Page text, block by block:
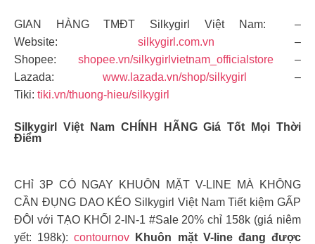
GIAN HÀNG TMĐT Silkygirl Việt Nam: –
Website: silkygirl.com.vn –
Shopee: shopee.vn/silkygirlvietnam_officialstore–
Lazada: www.lazada.vn/shop/silkygirl
–
Tiki: tiki.vn/thuong-hieu/silkygirl
Silkygirl Việt Nam CHÍNH HÃNG Giá Tốt Mọi Thời
Điểm
CHỉ 3P CÓ NGAY KHUÔN MẶT V-LINE MÀ KHÔNG
CẦN ĐỤNG DAO KÉO Silkygirl Việt Nam Tiết kiệm GẤP
ĐÔI với TẠO KHỐI 2-IN-1 #Sale 20% chỉ 158k (giá niêm
yết: 198k):contournov
Khuôn mặt V-line đang được